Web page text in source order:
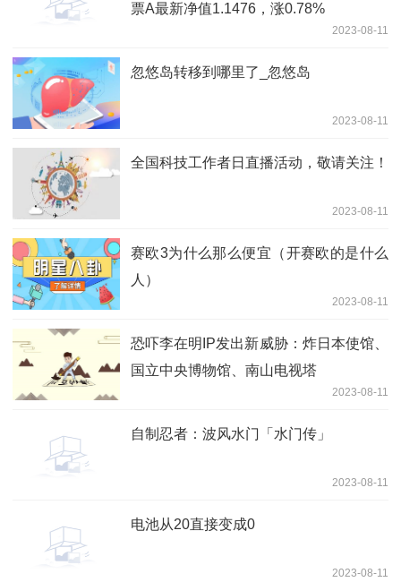
票A最新净值1.1476，涨0.78%
2023-08-11
忽悠岛转移到哪里了_忽悠岛
2023-08-11
全国科技工作者日直播活动，敬请关注！
2023-08-11
赛欧3为什么那么便宜（开赛欧的是什么
人）
2023-08-11
恐吓李在明IP发出新威胁：炸日本使馆、
国立中央博物馆、南山电视塔
2023-08-11
自制忍者：波风水门「水门传」
2023-08-11
电池从20直接变成0
2023-08-11